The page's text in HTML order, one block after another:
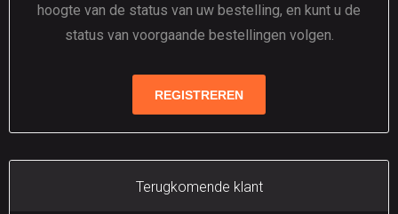
hoogte van de status van uw bestelling, en kunt u de
status van voorgaande bestellingen volgen.
Terugkomende klant